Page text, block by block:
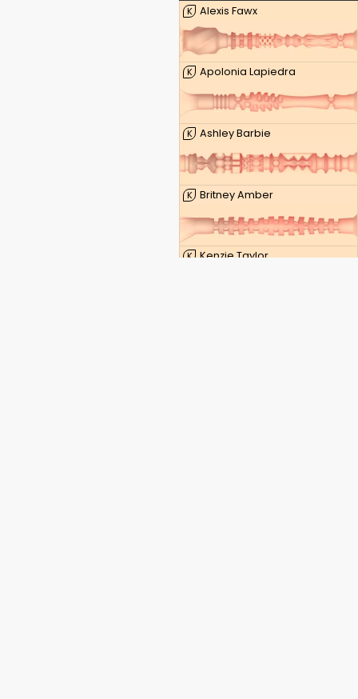
K Alexis Fawx
K Apolonia Lapiedra
K Ashley Barbie
K Britney Amber
K Kenzie Taylor